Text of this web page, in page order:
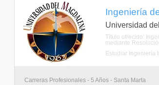
Ingeniería
Universidad
Título ofrecido:
mediante
Estudiar Ingeniería
Carreras Profesionales - 5 Años - Santa Marta